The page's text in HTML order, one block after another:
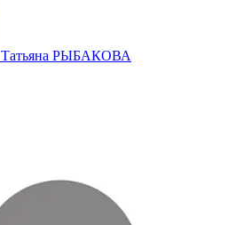
Татьяна РЫБАКОВА